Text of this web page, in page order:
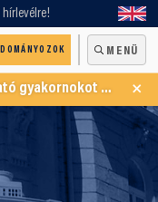
hírlevélre!
MENÜ
keresünk Menekültügyi Programunkba ×